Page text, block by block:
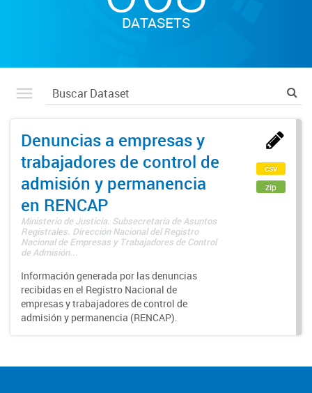
DATASETS
Denuncias a empresas y
trabajadores de control de
admisión y permanencia
en RENCAP
Ministerio de Justicia. Subsecretaría de Asuntos
Registrales. Dirección Nacional del Registro
Nacional de Empresas y Trabajadores de Control
de Admisión...
Información generada por las denuncias
recibidas en el Registro Nacional de
empresas y trabajadores de control de
admisión y permanencia (RENCAP).
csv
zip